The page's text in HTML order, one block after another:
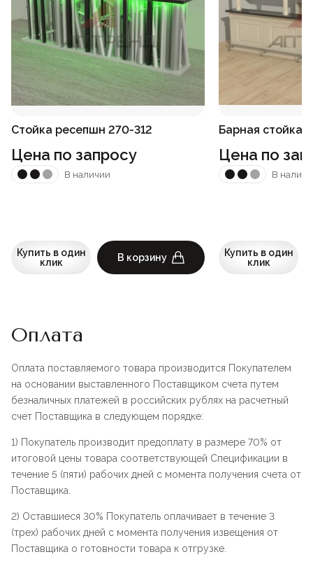
Стойка ресепшн 270-312
Цена по запросу
В наличии
Купить в один
клик
В корзину
Барная стойка
Цена по
В
Купить в один
клик
Оплата
Оплата поставляемого товара производится Покупателем
на основании выставленного Поставщиком счета путем
безналичных платежей в российских рублях на расчетный
счет Поставщика в следующем порядке:
1) Покупатель производит предоплату в размере 70% от
итоговой цены товара соответствующей Спецификации в
течение 5 (пяти) рабочих дней с момента получения счета от
Поставщика.
2) Оставшиеся 30% Покупатель оплачивает в течение 3
(трех) рабочих дней с момента получения извещения от
Поставщика о готовности товара к отгрузке.